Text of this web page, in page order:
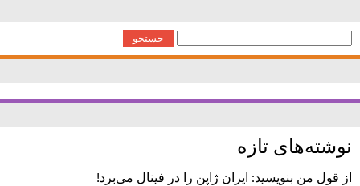
برای:
نوشته‌های تازه
از قول من بنویسید: ایران ژاپن را در فینال می‌برد!